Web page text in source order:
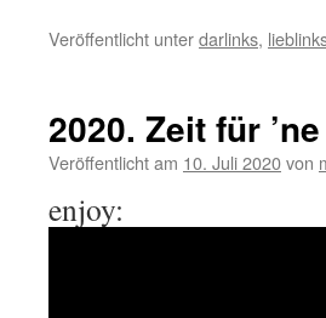
Veröffentlicht unterdarlinks,
2020. Zeit für
Veröffentlicht am 10. Juli 2020von
enjoy: